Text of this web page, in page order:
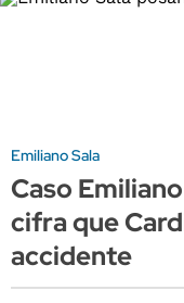
Emiliano Sala
Caso
cifra que
accidente